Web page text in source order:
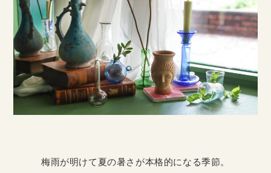
梅雨が明けて夏の暑さが本格的になる季節。